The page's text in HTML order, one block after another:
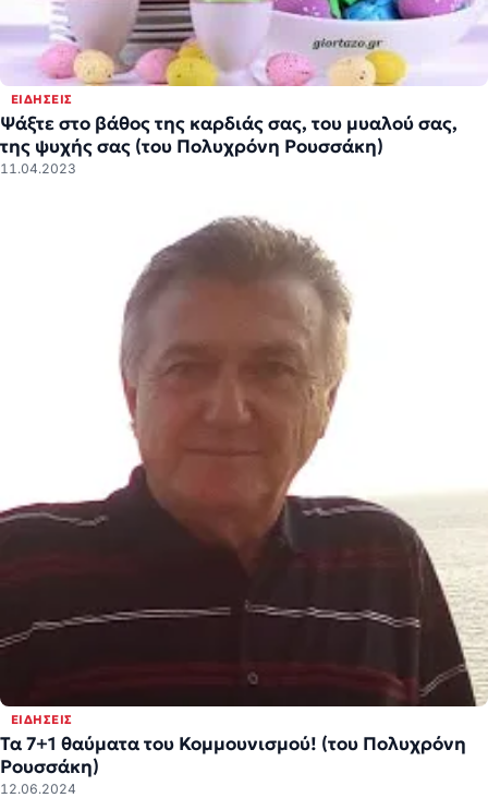
ΕΙΔΉΣΕΙΣ
Ψάξτε στο βάθος της καρδιάς σας, του μυαλού σας,
της ψυχής σας (του Πολυχρόνη Ρουσσάκη)
11.04.2023
ΕΙΔΉΣΕΙΣ
Τα 7+1 θαύματα του Κομμουνισμού! (του Πολυχρόνη
Ρουσσάκη)
12.06.2024